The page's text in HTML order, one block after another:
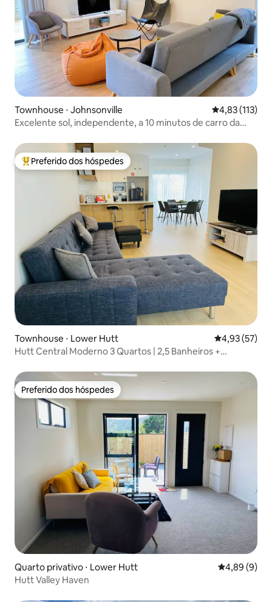
Townhouse ⋅ Johnsonville 4,83 de uma
4,83 (113)
Excelente sol, independente, a 10 minutos de carro da
Entre os melhores preferidos dos hóspedes
Preferido dos hóspedes
Townhouse ⋅ Lower Hutt 4,93 de uma
4,93 (57)
Hutt Central Moderno 3 Quartos | 2,5 Banheiros +
Preferido dos hóspedes
Preferido dos hóspedes
Quarto privativo ⋅ Lower Hutt 4,89 de uma
4,89 (9)
Hutt Valley Haven